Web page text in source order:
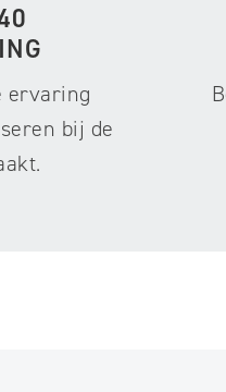
ervaring
bij de